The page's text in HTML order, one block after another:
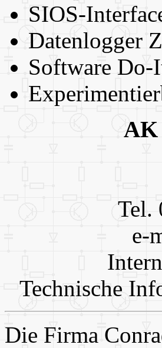
SIOS-
Datenlogger
Software
AK
Tel.
e-
Technische
Die Firma